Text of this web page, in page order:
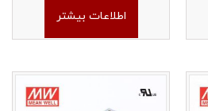
اطلاعات بیشتر